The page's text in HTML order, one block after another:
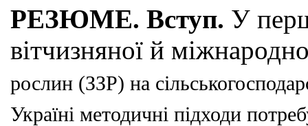
РЕЗЮМЕ. Вступ. У
вітчизняної й
рослин (ЗЗР) на
Україні методичні підходи